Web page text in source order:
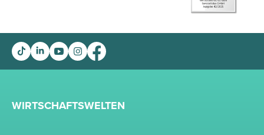
WIRTSCHAFTSWELTEN